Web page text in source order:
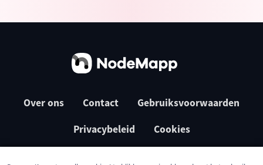
Over ons Contact Gebruiksvoorwaarden
Privacybeleid Cookies